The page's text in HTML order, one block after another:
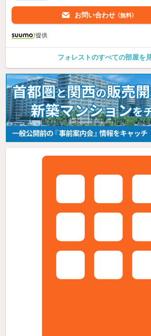
お問い合わせ （無料）
提供
フォレストのすべての部屋を